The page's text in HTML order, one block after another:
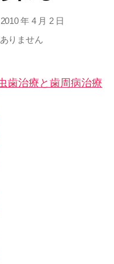
2010 年 4 月 2 日
りません